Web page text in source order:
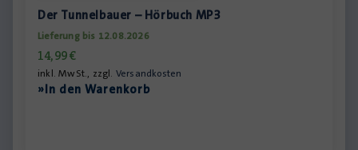
Der Tunnelbauer – Hörbuch MP3
Lieferung bis 12.08.2026
14,99€
inkl. MwSt., zzgl. Versandkosten
»In den Warenkorb